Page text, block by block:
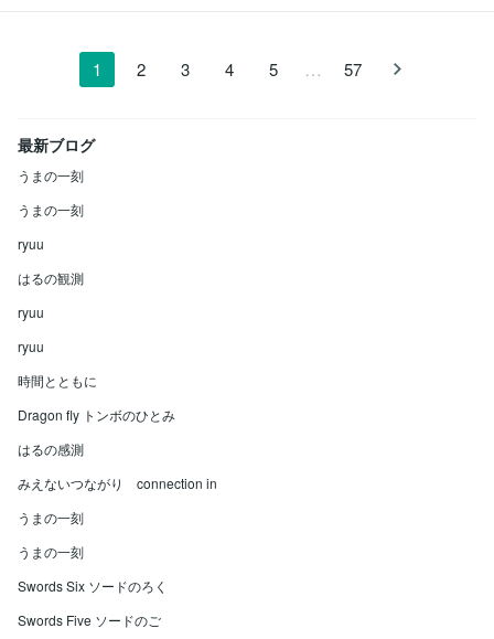
1 2 3 4 5 … 57
最新ブログ
うまの一刻
うまの一刻
ryuu
はるの観測
ryuu
ryuu
時間とともに
Dragon fly トンボのひとみ
はるの感測
みえないつながり connection in
うまの一刻
うまの一刻
Swords Six ソードのろく
Swords Five ソードのご